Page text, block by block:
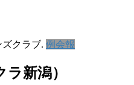
クラブ. 例会報
新潟）